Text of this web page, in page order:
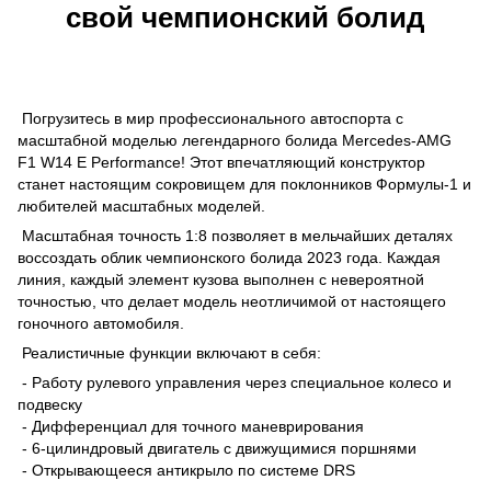
свой чемпионский болид
Погрузитесь в мир профессионального автоспорта с
масштабной моделью легендарного болида Mercedes-AMG
F1 W14 E Performance! Этот впечатляющий конструктор
станет настоящим сокровищем для поклонников Формулы-1 и
любителей масштабных моделей.
Масштабная точность 1:8 позволяет в мельчайших деталях
воссоздать облик чемпионского болида 2023 года. Каждая
линия, каждый элемент кузова выполнен с невероятной
точностью, что делает модель неотличимой от настоящего
гоночного автомобиля.
Реалистичные функции включают в себя:
- Работу рулевого управления через специальное колесо и
подвеску
- Дифференциал для точного маневрирования
- 6-цилиндровый двигатель с движущимися поршнями
- Открывающееся антикрыло по системе DRS